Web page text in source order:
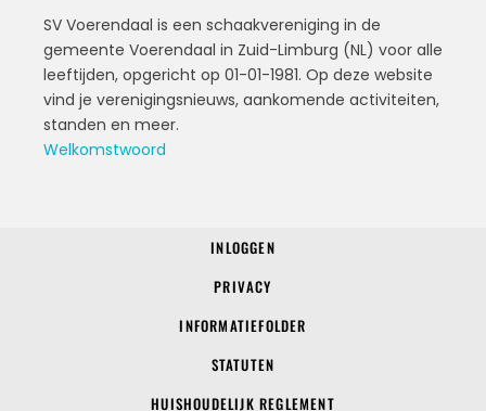
SV Voerendaal is een schaakvereniging in de
gemeente Voerendaal in Zuid-Limburg (NL) voor alle
leeftijden, opgericht op 01-01-1981. Op deze website
vind je verenigingsnieuws, aankomende activiteiten,
standen en meer.
Welkomstwoord
INLOGGEN
PRIVACY
INFORMATIEFOLDER
STATUTEN
HUISHOUDELIJK REGLEMENT
© 2022 SV Voerendaal